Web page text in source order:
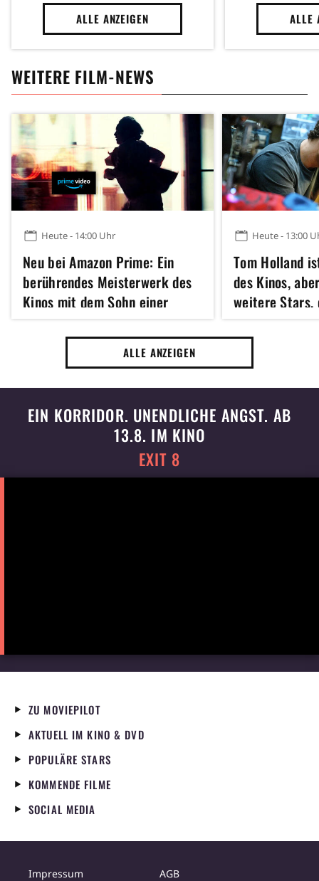
ALLE ANZEIGEN ALLE
WEITERE FILM-NEWS
Heute - 14:00 Uhr
Neu bei Amazon Prime: Ein
berührendes Meisterwerk des
Kinos mit dem Sohn einer
verstorbenen
Schauspiellegende
Heute - 13:00
Tom Holland
des Kinos,
weitere
Man UND Die
mitspielen
ALLE ANZEIGEN
EIN KORRIDOR. UNENDLICHE ANGST. AB
13.8. IM KINO
EXIT 8
ZU MOVIEPILOT
AKTUELL IM KINO & DVD
POPULÄRE STARS
KOMMENDE FILME
SOCIAL MEDIA
Impressum AGB